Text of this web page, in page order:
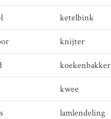
ketelbink
knijter
koekenbakker
kwee
lamlendeling